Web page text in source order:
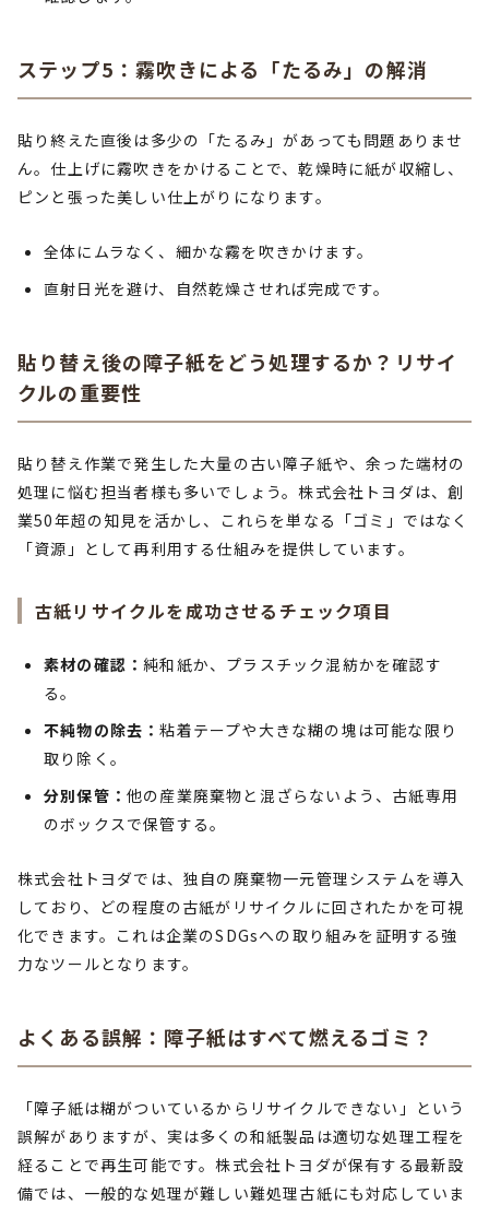
ステップ5：霧吹きによる「たるみ」の解消
貼り終えた直後は多少の「たるみ」があっても問題ありませ
ん。仕上げに霧吹きをかけることで、乾燥時に紙が収縮し、
ピンと張った美しい仕上がりになります。
全体にムラなく、細かな霧を吹きかけます。
直射日光を避け、自然乾燥させれば完成です。
貼り替え後の障子紙をどう処理するか？リサイ
クルの重要性
貼り替え作業で発生した大量の古い障子紙や、余った端材の
処理に悩む担当者様も多いでしょう。株式会社トヨダは、創
業50年超の知見を活かし、これらを単なる「ゴミ」ではなく
「資源」として再利用する仕組みを提供しています。
古紙リサイクルを成功させるチェック項目
素材の確認：純和紙か、プラスチック混紡かを確認す
る。
不純物の除去：粘着テープや大きな糊の塊は可能な限り
取り除く。
分別保管： 他の産業廃棄物と混ざらないよう、古紙専用
のボックスで保管する。
株式会社トヨダでは、独自の廃棄物一元管理システムを導入
しており、どの程度の古紙がリサイクルに回されたかを可視
化できます。これは企業のSDGsへの取り組みを証明する強
力なツールとなります。
よくある誤解：障子紙はすべて燃えるゴミ？
「障子紙は糊がついているからリサイクルできない」という
誤解がありますが、実は多くの和紙製品は適切な処理工程を
経ることで再生可能です。株式会社トヨダが保有する最新設
備では、一般的な処理が難しい難処理古紙にも対応していま